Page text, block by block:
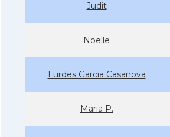
Judit
Noelle
Lurdes Garcia Casanova
Maria P.